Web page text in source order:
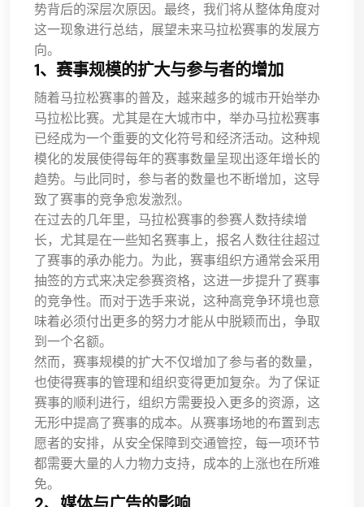
势背后的深层次原因。最终，我们将从整体角度对
这一现象进行总结，展望未来马拉松赛事的发展方
向。
1、赛事规模的扩大与参与者的增加
随着马拉松赛事的普及，越来越多的城市开始举办
马拉松比赛。尤其是在大城市中，举办马拉松赛事
已经成为一个重要的文化符号和经济活动。这种规
模化的发展使得每年的赛事数量呈现出逐年增长的
趋势。与此同时，参与者的数量也不断增加，这导
致了赛事的竞争愈发激烈。
在过去的几年里，马拉松赛事的参赛人数持续增
长，尤其是在一些知名赛事上，报名人数往往超过
了赛事的承办能力。为此，赛事组织方通常会采用
抽签的方式来决定参赛资格，这进一步提升了赛事
的竞争性。而对于选手来说，这种高竞争环境也意
味着必须付出更多的努力才能从中脱颖而出，争取
到一个名额。
然而，赛事规模的扩大不仅增加了参与者的数量，
也使得赛事的管理和组织变得更加复杂。为了保证
赛事的顺利进行，组织方需要投入更多的资源，这
无形中提高了赛事的成本。从赛事场地的布置到志
愿者的安排，从安全保障到交通管控，每一项环节
都需要大量的人力物力支持，成本的上涨也在所难
免。